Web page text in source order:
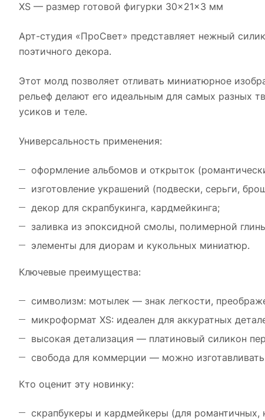
XS — размер готовой фигурки 30×21×3 мм
Арт-студия «ПроСвет» представляет нежный
поэтичного декора.
Этот молд позволяет отливать миниатюрное
рельеф делают его идеальным для самых разных
усиков и теле.
Универсальность применения:
оформление альбомов и открыток
изготовление украшений (подвески, серьги,
декор для скрапбукинга, кардмейкинга;
заливка из эпоксидной смолы, полимерной
элементы для диорам и кукольных миниатюр.
Ключевые преимущества:
символизм: мотылек — знак легкости,
микроформат XS: идеален для аккуратных
высокая детализация — платиновый силикон
свобода для коммерции — можно
Кто оценит эту новинку:
скрапбукеры и кардмейкеры (для романтичных,